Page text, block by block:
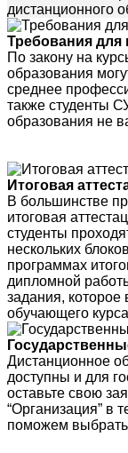
дистанционного
Требования для
По закону на
образования
среднее
также студенты
образования не
Итоговая
В большинстве
итоговая
студенты
нескольких
программах
дипломной
задания, которое
обучающего
Дистанционное
доступны и для
оставьте свою
“Организация” в
поможем выбрать